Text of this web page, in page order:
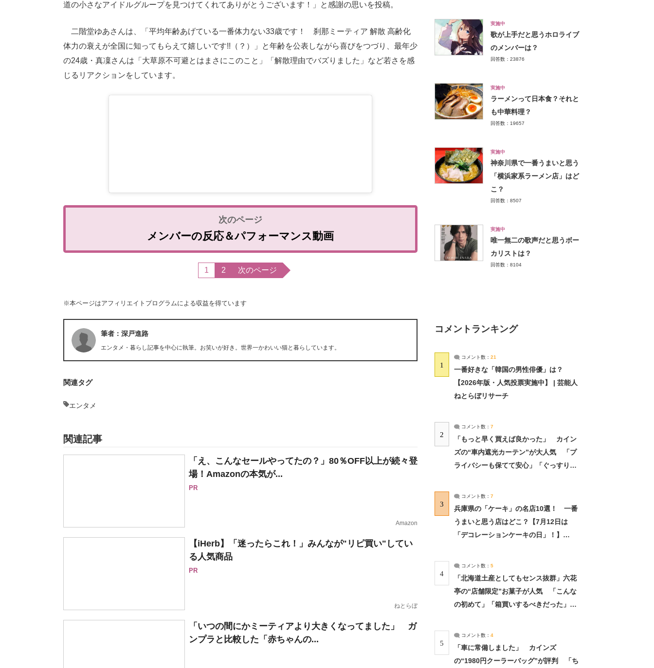
道の小さなアイドルグループを見つけてくれてありがとうございます！」と感謝の思いを投稿。
二階堂ゆあさんは、「平均年齢あげている一番体力ない33歳です！ 刹那ミーティア 解散 高齢化
体力の衰えが全国に知ってもらえて嬉しいです!!（？）」と年齢を公表しながら喜びをつづり、最年少
の24歳・真凜さんは「大草原不可避とはまさにこのこと」「解散理由でバズりました」など若さを感
じるリアクションをしています。
メンバーの反応＆パフォーマンス動画
1 2 次のページ
※本ページはアフィリエイトプログラムによる収益を得ています
筆者：深戸進路
エンタメ・暮らし記事を中心に執筆。お笑いが好き。世界一かわいい猫と暮らしています。
関連タグ
エンタメ
関連記事
「え、こんなセールやってたの？」80％OFF以上が続々登
場！Amazonの本気が...
PR
Amazon
【iHerb】「迷ったらこれ！」みんなが"リピ買い"してい
る人気商品
PR
ねとらぼ
「いつの間にかミーティアより大きくなってました」 ガ
ンプラと比較した「赤ちゃんの...
実施中
歌が上手だと思うホロライブ
のメンバーは？
回答数：23876
実施中
ラーメンって日本食？それと
も中華料理？
回答数：19657
実施中
神奈川県で一番うまいと思う
「横浜家系ラーメン店」はど
こ？
回答数：8507
実施中
唯一無二の歌声だと思うボー
カリストは？
回答数：8104
コメントランキング
1
コメント数： 21
一番好きな「韓国の男性俳優」は？
【2026年版・人気投票実施中】 | 芸能人
ねとらぼリサーチ
2
コメント数： 7
「もっと早く買えば良かった」 カイン
ズの“車内遮光カーテン”が大人気 「プ
ライバシーも保てて安心」「ぐっすり眠
3
コメント数： 7
兵庫県の「ケーキ」の名店10選！ 一番
うまいと思う店はどこ？【7月12日は
「デコレーションケーキの日」！】
4
コメント数： 5
「北海道土産としてもセンス抜群」六花
亭の“店舗限定”お菓子が人気 「こんな
の初めて」「箱買いするべきだった」
5
コメント数： 4
「車に常備しました」 カインズ
の“1980円クーラーバッグ”が評判 「ち